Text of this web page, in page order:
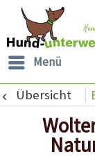
Menü
Übersicht